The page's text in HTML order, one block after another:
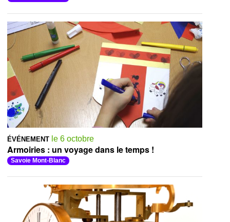
ÉVÉNEMENT le 6 octobre
Armoiries : un voyage dans le temps !
Savoie Mont-Blanc